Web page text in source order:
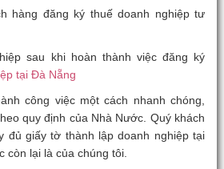
hàng đăng ký thuế doanh nghiệp tư
sau khi hoàn thành việc đăng ký
tại Đà Nẵng
công việc một cách nhanh chóng,
quy định của Nhà Nước. Quý khách
đủ giấy tờ thành lập doanh nghiệp tại
còn lại là của chúng tôi.